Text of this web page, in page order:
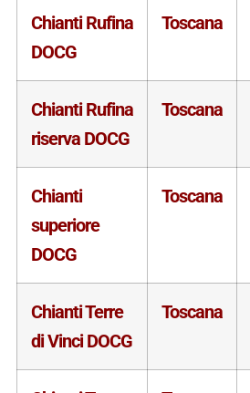
Chianti Rufina
DOCG
Toscana
Chianti Rufina
riserva DOCG
Toscana
Chianti
superiore
DOCG
Toscana
Chianti Terre
di Vinci DOCG
Toscana